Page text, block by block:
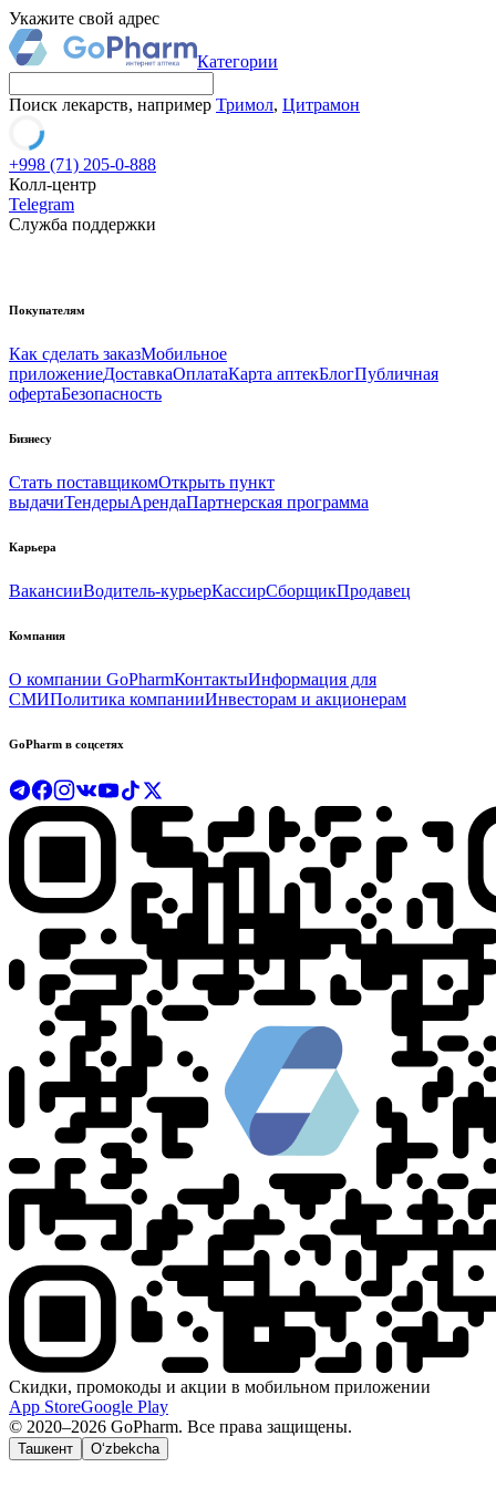
Укажите свой адрес
Категории
Поиск лекарств, например Тримол, Цитрамон
+998 (71) 205-0-888
Колл-центр
Telegram
Служба поддержки
Покупателям
Как сделать заказМобильное
приложениеДоставкаОплатаКарта аптекБлогПубличная
офертаБезопасность
Бизнесу
Стать поставщикомОткрыть пункт
выдачиТендерыАрендаПартнерская программа
Карьера
ВакансииВодитель-курьерКассирСборщикПродавец
Компания
О компании GoPharmКонтактыИнформация для
СМИПолитика компанииИнвесторам и акционерам
GoPharm в соцсетях
Скидки, промокоды и акции в мобильном приложении
App StoreGoogle Play
© 2020–2026 GoPharm. Все права защищены.
Ташкент O‘zbekcha